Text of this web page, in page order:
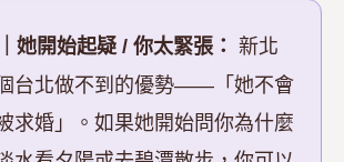
她開始起疑 / 你太緊張： 新北
台北做不到的優勢——「她不會
求婚」。如果她開始問你為什麼